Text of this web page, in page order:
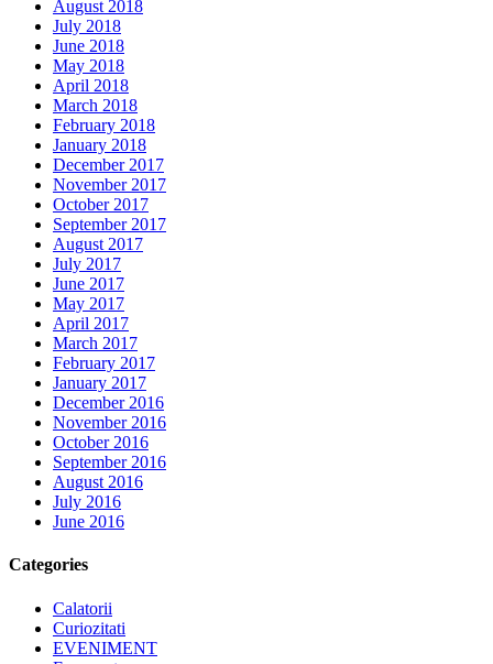
August 2018
July 2018
June 2018
May 2018
April 2018
March 2018
February 2018
January 2018
December 2017
November 2017
October 2017
September 2017
August 2017
July 2017
June 2017
May 2017
April 2017
March 2017
February 2017
January 2017
December 2016
November 2016
October 2016
September 2016
August 2016
July 2016
June 2016
Categories
Calatorii
Curiozitati
EVENIMENT